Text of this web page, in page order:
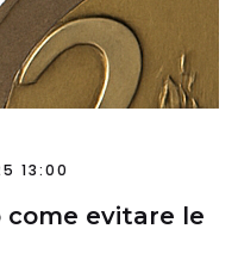
13:00
come evitare le